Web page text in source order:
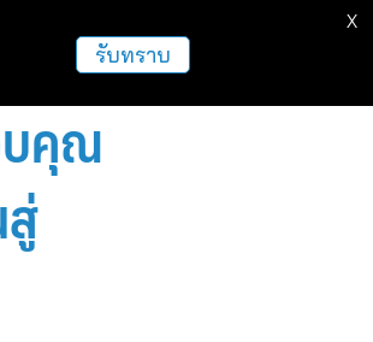
ฝากข่าวประชาสัมพันธ์
บคุณ
รับทราบ
X